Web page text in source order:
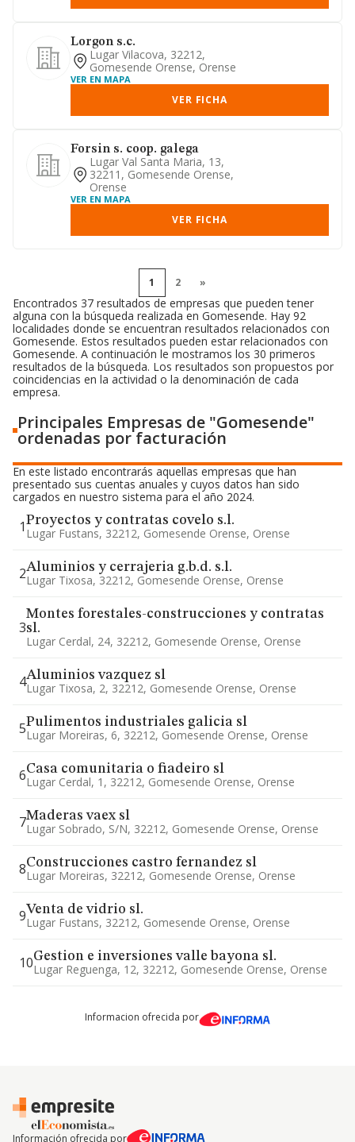
Lorgon s.c.
Lugar Vilacova, 32212,
Gomesende Orense, Orense
VER EN MAPA
VER FICHA
Forsin s. coop. galega
Lugar Val Santa Maria, 13,
32211, Gomesende Orense,
Orense
VER EN MAPA
VER FICHA
1 2 »
Encontrados 37 resultados de empresas que pueden tener
alguna con la búsqueda realizada en Gomesende. Hay 92
localidades donde se encuentran resultados relacionados con
Gomesende. Estos resultados pueden estar relacionados con
Gomesende. A continuación le mostramos los 30 primeros
resultados de la búsqueda. Los resultados son propuestos por
coincidencias en la actividad o la denominación de cada
empresa.
Principales Empresas de "Gomesende"
ordenadas por facturación
En este listado encontrarás aquellas empresas que han
presentado sus cuentas anuales y cuyos datos han sido
cargados en nuestro sistema para el año 2024.
1Proyectos y contratas covelo s.l.
Lugar Fustans, 32212, Gomesende Orense, Orense
2Aluminios y cerrajeria g.b.d. s.l.
Lugar Tixosa, 32212, Gomesende Orense, Orense
3
Montes forestales-construcciones y contratas
sl.
Lugar Cerdal, 24, 32212, Gomesende Orense, Orense
4Aluminios vazquez sl
Lugar Tixosa, 2, 32212, Gomesende Orense, Orense
5Pulimentos industriales galicia sl
Lugar Moreiras, 6, 32212, Gomesende Orense, Orense
6Casa comunitaria o fiadeiro sl
Lugar Cerdal, 1, 32212, Gomesende Orense, Orense
7Maderas vaex sl
Lugar Sobrado, S/n, 32212, Gomesende Orense, Orense
8Construcciones castro fernandez sl
Lugar Moreiras, 32212, Gomesende Orense, Orense
9Venta de vidrio sl.
Lugar Fustans, 32212, Gomesende Orense, Orense
10Gestion e inversiones valle bayona sl.
Lugar Reguenga, 12, 32212, Gomesende Orense, Orense
Informacion ofrecida por
Información ofrecida por